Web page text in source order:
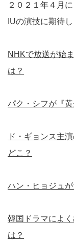
２０２１年４月
IUの演技に期待し
NHKで放送が始
は？
パク・シフが『
ド・ギョンス主
どこ？
ハン・ヒョジュ
韓国ドラマによ
は？